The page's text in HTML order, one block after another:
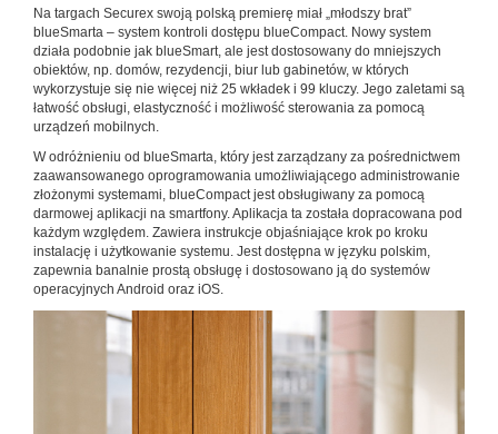
Na targach Securex swoją polską premierę miał „młodszy brat”
blueSmarta – system kontroli dostępu blueCompact. Nowy system
działa podobnie jak blueSmart, ale jest dostosowany do mniejszych
obiektów, np. domów, rezydencji, biur lub gabinetów, w których
wykorzystuje się nie więcej niż 25 wkładek i 99 kluczy. Jego zaletami są
łatwość obsługi, elastyczność i możliwość sterowania za pomocą
urządzeń mobilnych.
W odróżnieniu od blueSmarta, który jest zarządzany za pośrednictwem
zaawansowanego oprogramowania umożliwiającego administrowanie
złożonymi systemami, blueCompact jest obsługiwany za pomocą
darmowej aplikacji na smartfony. Aplikacja ta została dopracowana pod
każdym względem. Zawiera instrukcje objaśniające krok po kroku
instalację i użytkowanie systemu. Jest dostępna w języku polskim,
zapewnia banalnie prostą obsługę i dostosowano ją do systemów
operacyjnych Android oraz iOS.